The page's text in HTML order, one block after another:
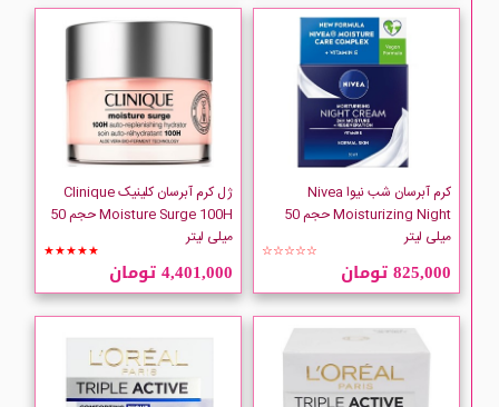
MQ
Murad
NEA SPA
Neutrogena
NIVEA
NOREVA
Oriflame
کرم آبرسان شب نیوا Nivea
Moisturizing Night حجم 50
میلی لیتر
☆☆☆☆☆
825,000 تومان
ژل کرم آبرسان کلینیک Clinique
Moisture Surge 100H حجم 50
میلی لیتر
★★★★★
4,401,000 تومان